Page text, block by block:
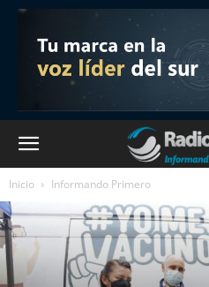
Inicio Informando Primero